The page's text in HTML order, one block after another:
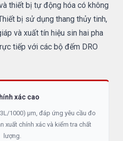
thiết bị tự động hóa có không
bị sử dụng thang thủy tinh,
và xuất tín hiệu sin hai pha
tiếp với các bộ đếm DRO
xác cao
1000) µm, đáp ứng yêu cầu đo
xuất chính xác và kiểm tra chất
lượng.